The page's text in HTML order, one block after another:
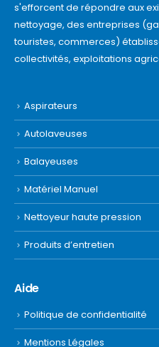
s'efforcent de répondre aux
nettoyage, des entreprises
touristes, commerces)
collectivités, exploitations
Aspirateurs
Autolaveuses
Balayeuses
Matériel Manuel
Nettoyeur haute pression
Produits d’entretien
Aide
Politique de confidentialité
Mentions Légales